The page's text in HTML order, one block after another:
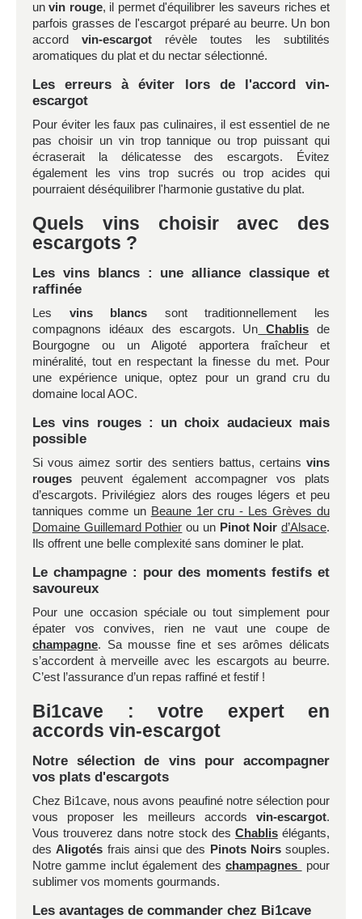
unvin rouge, il permet d'équilibrer les saveurs riches et
parfois grasses de l'escargot préparé au beurre. Un bon
accord vin-escargot révèle toutes les subtilités
aromatiques du plat et du nectar sélectionné.
Les erreurs à éviter lors de l'accord vin-
escargot
Pour éviter les faux pas culinaires, il est essentiel de ne
pas choisir un vin trop tannique ou trop puissant qui
écraserait la délicatesse des escargots. Évitez
également les vins trop sucrés ou trop acides qui
pourraient déséquilibrer l'harmonie gustative du plat.
Quels vins choisir avec des
escargots ?
Les vins blancs : une alliance classique et
raffinée
Les vins blancs sont traditionnellement les
compagnons idéaux des escargots. Un
Chablis de
Bourgogne ou un Aligoté apportera fraîcheur et
minéralité, tout en respectant la finesse du met. Pour
une expérience unique, optez pour un grand cru du
domaine local AOC.
Les vins rouges : un choix audacieux mais
possible
Si vous aimez sortir des sentiers battus, certains vins
rouges peuvent également accompagner vos plats
d’escargots. Privilégiez alors des rouges légers et peu
tanniques comme un Beaune 1er cru - Les Grèves du
Domaine Guillemard Pothier ou un Pinot Noir d’Alsace.
Ils offrent une belle complexité sans dominer le plat.
Le champagne : pour des moments festifs et
savoureux
Pour une occasion spéciale ou tout simplement pour
épater vos convives, rien ne vaut une coupe de
champagne. Sa mousse fine et ses arômes délicats
s’accordent à merveille avec les escargots au beurre.
C’est l’assurance d’un repas raffiné et festif !
Bi1cave : votre expert en
accords vin-escargot
Notre sélection de vins pour accompagner
vos plats d'escargots
Chez Bi1cave, nous avons peaufiné notre sélection pour
vous proposer les meilleurs accords vin-escargot.
Vous trouverez dans notre stock des Chablisélégants,
desAligotés frais ainsi que des Pinots Noirssouples.
Notre gamme inclut également deschampagnes
pour
sublimer vos moments gourmands.
Les avantages de commander chez Bi1cave